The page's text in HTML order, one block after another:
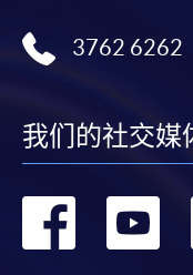
亲临学院各报名
「报读课程」，
人资料概不负责。
3. VISA /
申请人可亲临学院
3762 6262
我们的社交媒
转